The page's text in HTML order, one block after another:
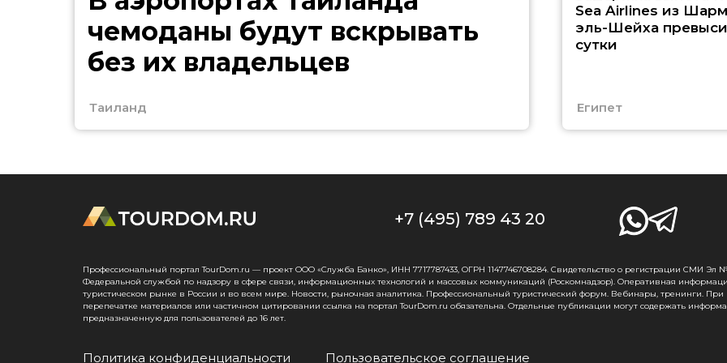
чемоданы будут вскрывать
без их владельцев
Таиланд
Sea Airlines из
эль-Шейха
сутки
Египет
+7 (495) 789 43 20
Профессиональный портал TourDom.ru — проект ООО «Служба Банко», ИНН 7717787433, ОГРН 1147746708284. Свидетельство о регистрации СМИ Эл №
Федеральной службой по надзору в сфере связи, информационных технологий и массовых коммуникаций (Роскомнадзор). Оперативная
туристическом рынке в России и во всем мире. Новости, рыночная аналитика. Профессиональный туристический форум. Вебинары, тренинги. При
перепечатке материалов или частичном цитировании ссылка на портал TourDom.ru обязательна. Отдельные публикации могут содержать
предназначенную для пользователей до 16 лет.
Политика конфиденциальности Пользовательское соглашение